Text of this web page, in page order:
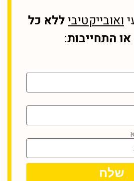
ואובייקטיביללא כל
התחייבות:
שלח